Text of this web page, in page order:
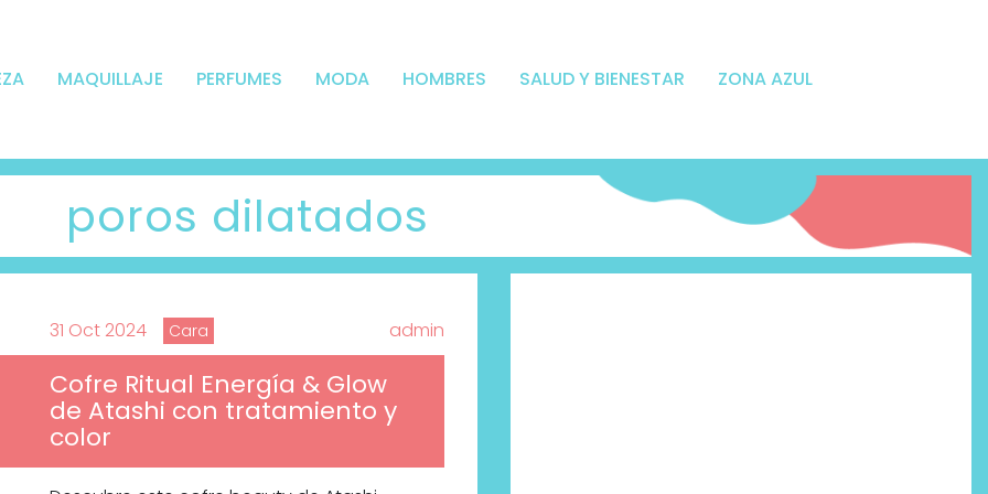
MAQUILLAJE PERFUMES MODA HOMBRES SALUD Y BIENESTAR ZONA AZUL
poros dilatados
31 Oct 2024 Cara admin
Cofre Ritual Energía & Glow
de Atashi con tratamiento y
color